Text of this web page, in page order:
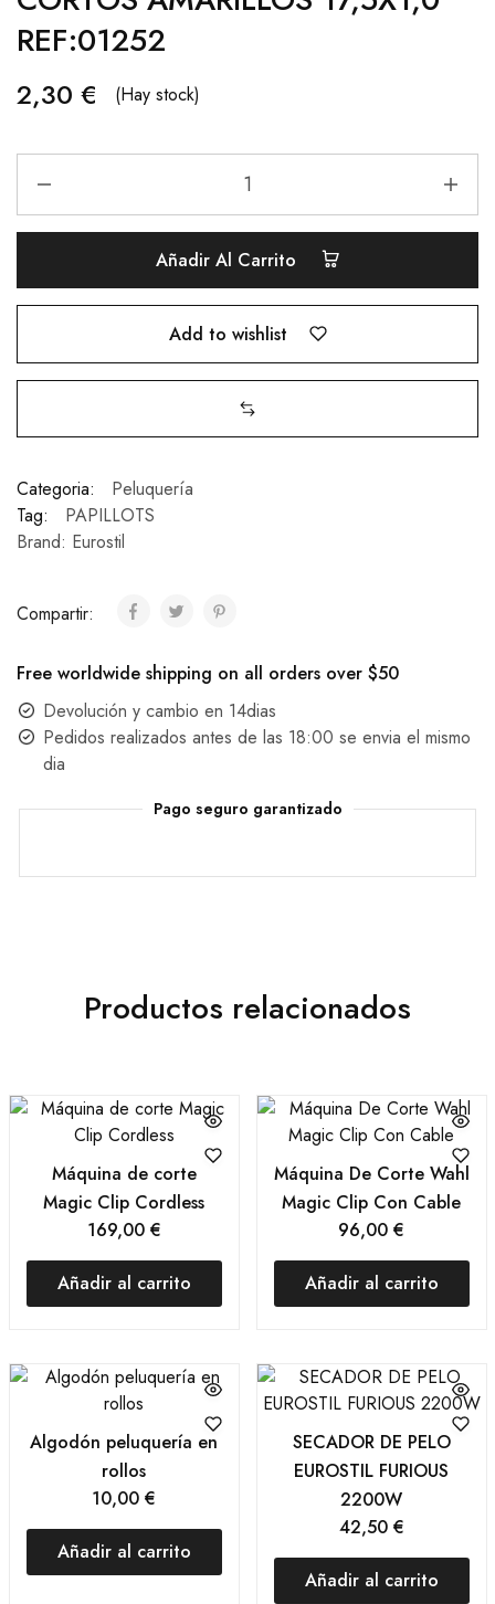
REF:01252
2,30 € (Hay stock)
Añadir Al Carrito
Add to wishlist
Categoria:
Peluquería
Tag:
PAPILLOTS
Brand: Eurostil
Compartir:
Free worldwide shipping on all orders over $50
Devolución y cambio en 14dias
Pedidos realizados antes de las 18:00 se envia el mismo
dia
Pago seguro garantizado
Productos relacionados
Máquina de corte
Magic Clip Cordless
169,00 €
Añadir al carrito
Máquina De Corte Wahl
Magic Clip Con Cable
96,00 €
Añadir al carrito
Algodón peluquería en
rollos
10,00 €
Añadir al carrito
SECADOR DE PELO
EUROSTIL FURIOUS
2200W
42,50 €
Añadir al carrito